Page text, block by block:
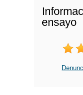
ensayo